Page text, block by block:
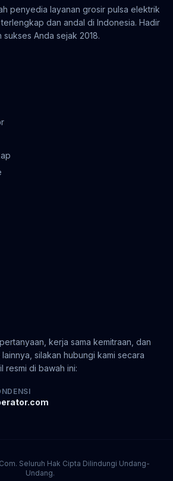
penyedia layanan grosir pulsa elektrik
dan andal di Indonesia. Hadir
Anda sejak 2018.
kerja sama kemitraan, dan
silakan hubungi kami secara
resmi di bawah ini:
Seluruh Hak Cipta Dilindungi Undang-
Undang.